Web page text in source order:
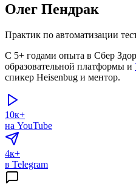
Олег Пендрак
Практик по автоматизации
С 5+ годами опыта в Сбер
образовательной платформы и
спикер Heisenbug и ментор.
10к+
на YouTube
4к+
в Telegram